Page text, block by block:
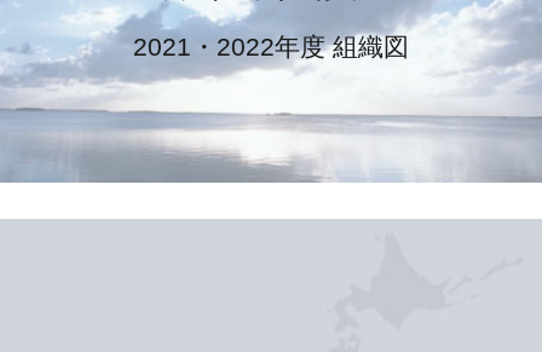
2021・2022年度 組織図